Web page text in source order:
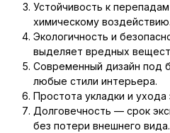
Устойчивость к
химическому воздействию.
Экологичность и
выделяет вредных
Современный дизайн под
любые стили интерьера.
Простота укладки и
Долговечность — срок
без потери внешнего вида.